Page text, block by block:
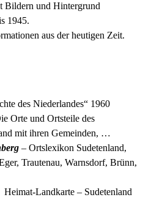
Bildern und Hintergrund
1945.
aus der heutigen Zeit.
des Niederlandes“ 1960
Orte und Ortsteile des
mit ihren Gemeinden, …
– Ortslexikon Sudetenland,
Trautenau, Warnsdorf, Brünn,
Heimat-Landkarte – Sudetenland